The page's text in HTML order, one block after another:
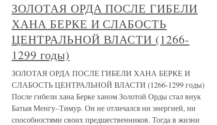
ЗОЛОТАЯ ОРДА ПОСЛЕ ГИБЕЛИ
ХАНА БЕРКЕ И СЛАБОСТЬ
ЦЕНТРАЛЬНОЙ ВЛАСТИ (1266-
1299 годы)
ЗОЛОТАЯ ОРДА ПОСЛЕ ГИБЕЛИ ХАНА БЕРКЕ И
СЛАБОСТЬ ЦЕНТРАЛЬНОЙ ВЛАСТИ (1266-1299 годы)
После гибели хана Берке ханом Золотой Орды стал внук
Батыя Менгу–Тимур. Он не отличался ни энергией, ни
способностями своих предшественников. Тогда в жизни